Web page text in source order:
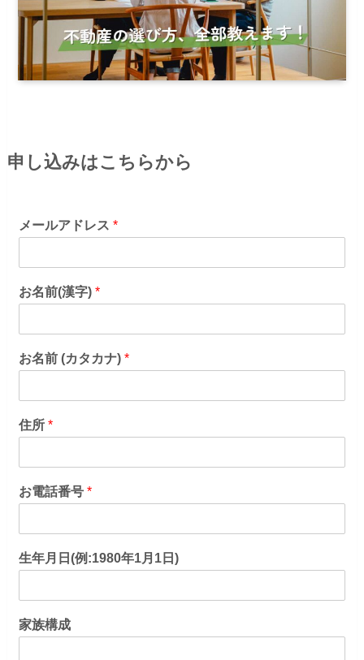
申し込みはこちらから
メールアドレス*
お名前(漢字)*
お名前 (カタカナ)*
住所*
お電話番号*
生年月日(例:1980年1月1日)
家族構成